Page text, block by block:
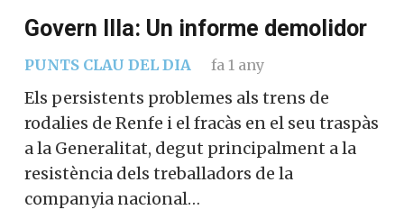
Govern Illa: Un informe demolidor
PUNTS CLAU DEL DIA fa 1 any
Els persistents problemes als trens de
rodalies de Renfe i el fracàs en el seu traspàs
a la Generalitat, degut principalment a la
resistència dels treballadors de la
companyia nacional…